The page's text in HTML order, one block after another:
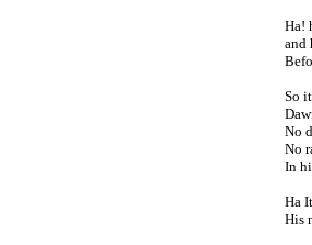
Ha!
and
So
No
No
In
Ha
His